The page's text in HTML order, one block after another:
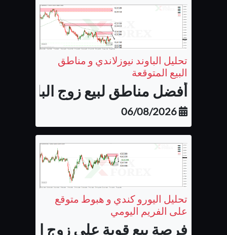
تحليل الباوند نيوزلاندي و مناطق
البيع المتوقعة
أفضل مناطق لبيع زوج الباوند
06/08/2026
تحليل اليورو كندي و هبوط متوقع
على الفريم اليومي
فرصة بيع قوية على زوج اليورو